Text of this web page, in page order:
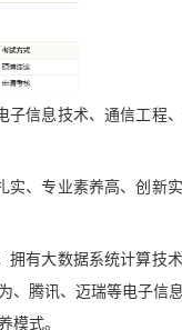
信息技术、通信工程
实、专业素养高、创新
有大数据系统计算技术
、腾讯、迈瑞等电子信
模式。